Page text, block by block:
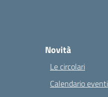
Novità
Le circolari
Calendario eventi